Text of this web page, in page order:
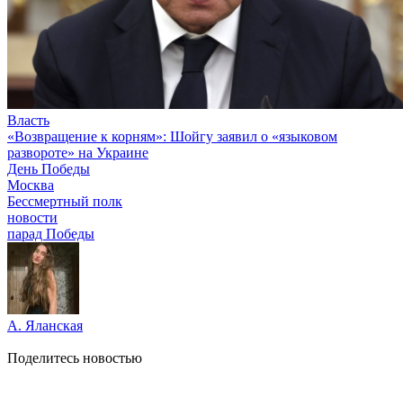
Власть
«Возвращение к корням»: Шойгу заявил о «языковом
развороте» на Украине
День Победы
Москва
Бессмертный полк
новости
парад Победы
А. Яланская
Поделитесь новостью